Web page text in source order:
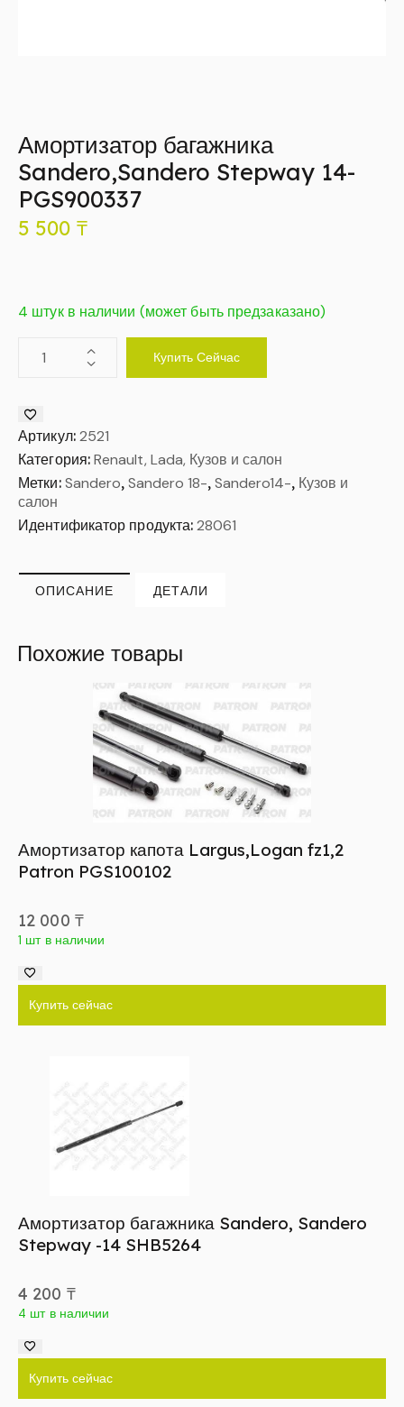
Амортизатор багажника
Sandero,Sandero Stepway 14-
PGS900337
5 500 ₸
4 штук в наличии (может быть предзаказано)
Купить Сейчас
Артикул: 2521
Категория:Renault, Lada, Кузов и салон
Метки: Sandero, Sandero 18-,Sandero14-, Кузов и
салон
Идентификатор продукта:28061
ОПИСАНИЕ ДЕТАЛИ
Похожие товары
Амортизатор капота Largus,Logan fz1,2
Patron PGS100102
12 000 ₸
1 шт в наличии
Купить сейчас
Амортизатор багажника Sandero, Sandero
Stepway -14 SHB5264
4 200 ₸
4 шт в наличии
Купить сейчас